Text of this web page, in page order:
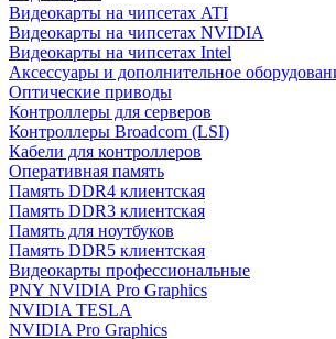
Видеокарты на чипсетах ATI
Видеокарты на чипсетах NVIDIA
Видеокарты на чипсетах Intel
Аксессуары и дополнительное
Оптические приводы
Контроллеры для серверов
Контроллеры Broadcom (LSI)
Кабели для контроллеров
Оперативная память
Память DDR4 клиентская
Память DDR3 клиентская
Память для ноутбуков
Память DDR5 клиентская
Видеокарты профессиональные
PNY NVIDIA Pro Graphics
NVIDIA TESLA
NVIDIA Pro Graphics